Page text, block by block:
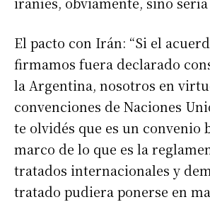
El pacto con Irán: “Si el
firmamos fuera declarado
la Argentina, nosotros en
convenciones de Naciones
te olvidés que es un convenio
marco de lo que es la
tratados internacionales y
tratado pudiera ponerse en